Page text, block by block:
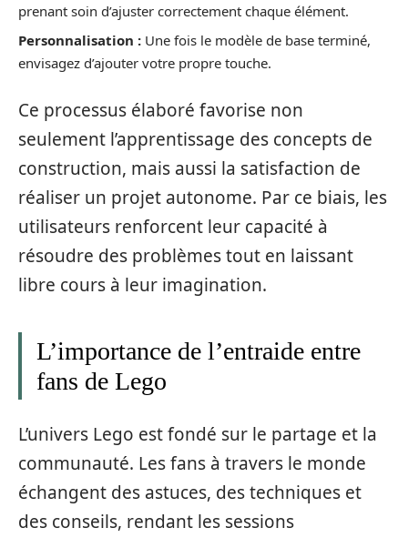
prenant soin d’ajuster correctement chaque élément.
Personnalisation : Une fois le modèle de base terminé,
envisagez d’ajouter votre propre touche.
Ce processus élaboré favorise non
seulement l’apprentissage des concepts de
construction, mais aussi la satisfaction de
réaliser un projet autonome. Par ce biais, les
utilisateurs renforcent leur capacité à
résoudre des problèmes tout en laissant
libre cours à leur imagination.
L’importance de l’entraide entre
fans de Lego
L’univers Lego est fondé sur le partage et la
communauté. Les fans à travers le monde
échangent des astuces, des techniques et
des conseils, rendant les sessions